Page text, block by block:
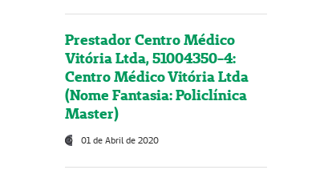
Prestador Centro Médico
Vitória Ltda, 51004350-4:
Centro Médico Vitória Ltda
(Nome Fantasia: Policlínica
Master)
01 de Abril de 2020